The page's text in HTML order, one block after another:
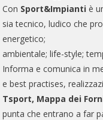
Con Sport&Impianti è
sia tecnico, ludico che
energetico;
ambientale; life-style;
Informa e comunica in
e best practises,
Tsport, Mappa dei
punta che entrano a far